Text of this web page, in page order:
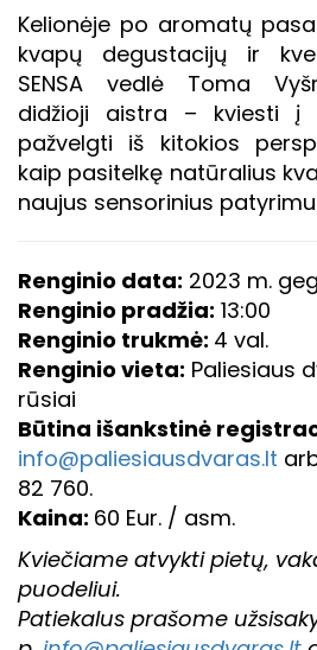
Kelionėje po aromatų
kvapų degustacijų ir
SENSA vedlė Toma
didžioji aistra – kviesti į
pažvelgti iš kitokios
kaip pasitelkę natūralius
naujus sensorinius
Renginio data: 2023 m.
Renginio pradžia: 13:00
Renginio trukmė: 4 val.
Renginio vieta: Paliesiaus
rūsiai
Būtina išankstinė
info@paliesiausdvaras.lt
82 760.
Kaina: 60 Eur. / asm.
Kviečiame atvykti pietų,
puodeliui.
Patiekalus prašome